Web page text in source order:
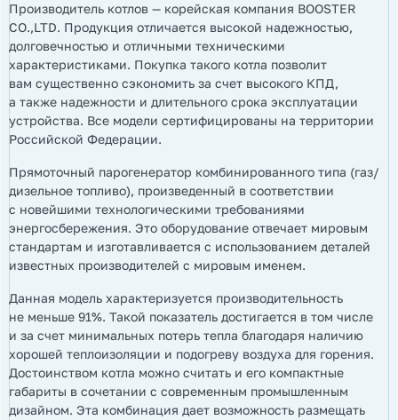
Производитель котлов — корейская компания BOOSTER
CO.,LTD. Продукция отличается высокой надежностью,
долговечностью и отличными техническими
характеристиками. Покупка такого котла позволит
вам существенно сэкономить за счет высокого КПД,
а также надежности и длительного срока эксплуатации
устройства. Все модели сертифицированы на территории
Российской Федерации.
Прямоточный парогенератор комбинированного типа (газ/
дизельное топливо), произведенный в соответствии
с новейшими технологическими требованиями
энергосбережения. Это оборудование отвечает мировым
стандартам и изготавливается с использованием деталей
известных производителей с мировым именем.
Данная модель характеризуется производительность
не меньше 91%. Такой показатель достигается в том числе
и за счет минимальных потерь тепла благодаря наличию
хорошей теплоизоляции и подогреву воздуха для горения.
Достоинством котла можно считать и его компактные
габариты в сочетании с современным промышленным
дизайном. Эта комбинация дает возможность размещать